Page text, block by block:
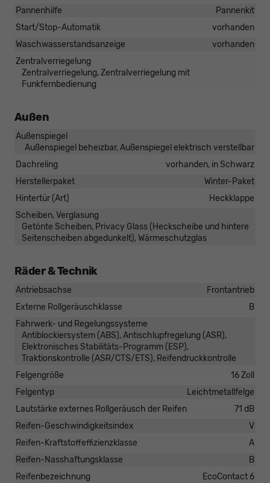
Pannenhilfe
Pannenkit
Start/Stop-Automatik
vorhanden
Waschwasserstandsanzeige
vorhanden
Zentralverriegelung
Zentralverriegelung, Zentralverriegelung mit
Funkfernbedienung
Außen
Außenspiegel
Außenspiegel beheizbar, Außenspiegel elektrisch verstellbar
Dachreling
vorhanden, in Schwarz
Herstellerpaket
Winter-Paket
Hintertür (Art)
Heckklappe
Scheiben, Verglasung
Getönte Scheiben, Privacy Glass (Heckscheibe und hintere
Seitenscheiben abgedunkelt), Wärmeschutzglas
Räder & Technik
Antriebsachse
Frontantrieb
Externe Rollgeräuschklasse
B
Fahrwerk- und Regelungssysteme
Antiblockiersystem (ABS), Antischlupfregelung (ASR),
Elektronisches Stabilitäts-Programm (ESP),
Traktionskontrolle (ASR/CTS/ETS), Reifendruckkontrolle
Felgengröße
16 Zoll
Felgentyp
Leichtmetallfelge
Lautstärke externes Rollgeräusch der Reifen
71 dB
Reifen-Geschwindigkeitsindex
V
Reifen-Kraftstoffeffizienzklasse
A
Reifen-Nasshaftungsklasse
B
Reifenbezeichnung
EcoContact 6